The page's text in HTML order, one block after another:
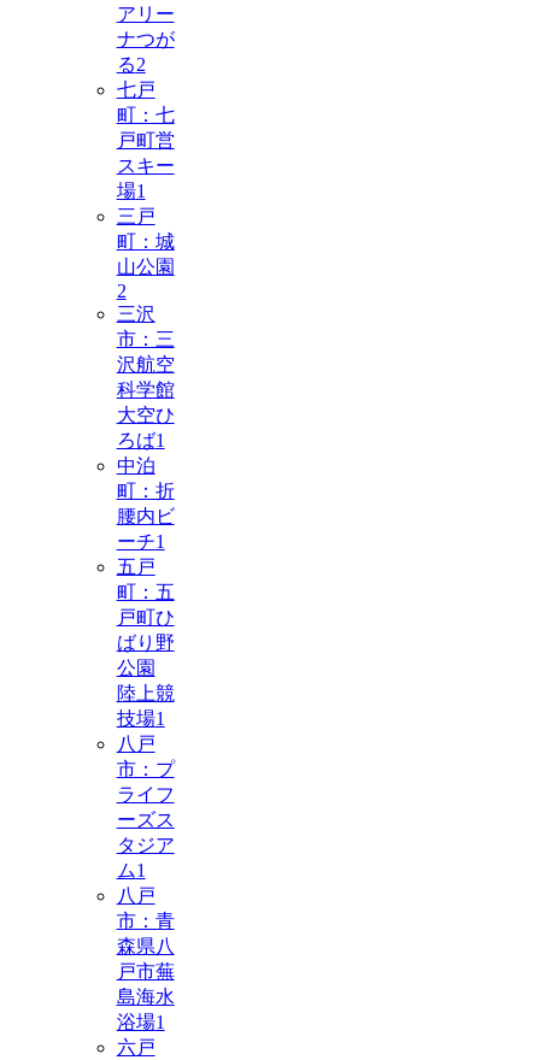
アリー
ナつが
る2
七戸
町：七
戸町営
スキー
場1
三戸
町：城
山公園
2
三沢
市：三
沢航空
科学館
大空ひ
ろば1
中泊
町：折
腰内ビ
ーチ1
五戸
町：五
戸町ひ
ばり野
公園
陸上競
技場1
八戸
市：プ
ライフ
ーズス
タジア
ム1
八戸
市：青
森県八
戸市蕪
島海水
浴場1
六戸